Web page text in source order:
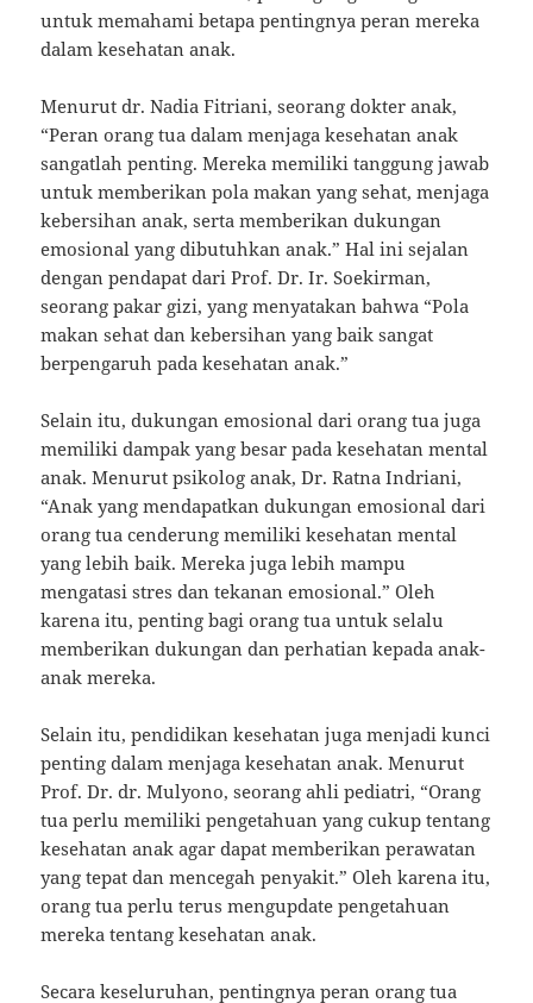
untuk memahami betapa pentingnya peran mereka
dalam kesehatan anak.
Menurut dr. Nadia Fitriani, seorang dokter anak,
“Peran orang tua dalam menjaga kesehatan anak
sangatlah penting. Mereka memiliki tanggung jawab
untuk memberikan pola makan yang sehat, menjaga
kebersihan anak, serta memberikan dukungan
emosional yang dibutuhkan anak.” Hal ini sejalan
dengan pendapat dari Prof. Dr. Ir. Soekirman,
seorang pakar gizi, yang menyatakan bahwa “Pola
makan sehat dan kebersihan yang baik sangat
berpengaruh pada kesehatan anak.”
Selain itu, dukungan emosional dari orang tua juga
memiliki dampak yang besar pada kesehatan mental
anak. Menurut psikolog anak, Dr. Ratna Indriani,
“Anak yang mendapatkan dukungan emosional dari
orang tua cenderung memiliki kesehatan mental
yang lebih baik. Mereka juga lebih mampu
mengatasi stres dan tekanan emosional.” Oleh
karena itu, penting bagi orang tua untuk selalu
memberikan dukungan dan perhatian kepada anak-
anak mereka.
Selain itu, pendidikan kesehatan juga menjadi kunci
penting dalam menjaga kesehatan anak. Menurut
Prof. Dr. dr. Mulyono, seorang ahli pediatri, “Orang
tua perlu memiliki pengetahuan yang cukup tentang
kesehatan anak agar dapat memberikan perawatan
yang tepat dan mencegah penyakit.” Oleh karena itu,
orang tua perlu terus mengupdate pengetahuan
mereka tentang kesehatan anak.
Secara keseluruhan, pentingnya peran orang tua